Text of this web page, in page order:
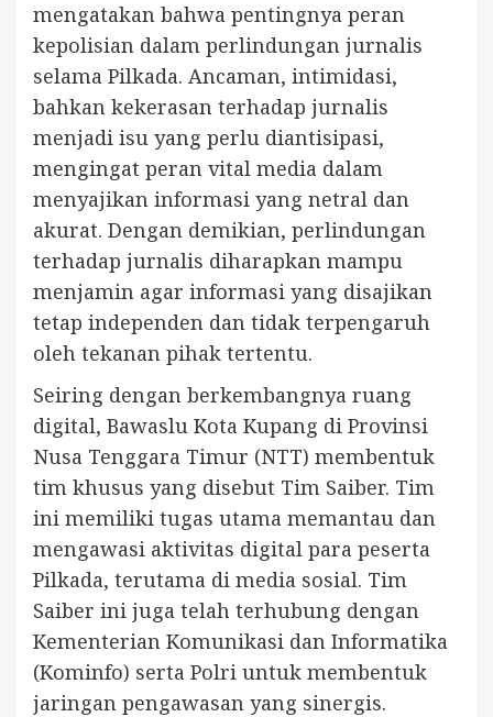
mengatakan bahwa pentingnya peran
kepolisian dalam perlindungan jurnalis
selama Pilkada. Ancaman, intimidasi,
bahkan kekerasan terhadap jurnalis
menjadi isu yang perlu diantisipasi,
mengingat peran vital media dalam
menyajikan informasi yang netral dan
akurat. Dengan demikian, perlindungan
terhadap jurnalis diharapkan mampu
menjamin agar informasi yang disajikan
tetap independen dan tidak terpengaruh
oleh tekanan pihak tertentu.
Seiring dengan berkembangnya ruang
digital, Bawaslu Kota Kupang di Provinsi
Nusa Tenggara Timur (NTT) membentuk
tim khusus yang disebut Tim Saiber. Tim
ini memiliki tugas utama memantau dan
mengawasi aktivitas digital para peserta
Pilkada, terutama di media sosial. Tim
Saiber ini juga telah terhubung dengan
Kementerian Komunikasi dan Informatika
(Kominfo) serta Polri untuk membentuk
jaringan pengawasan yang sinergis.